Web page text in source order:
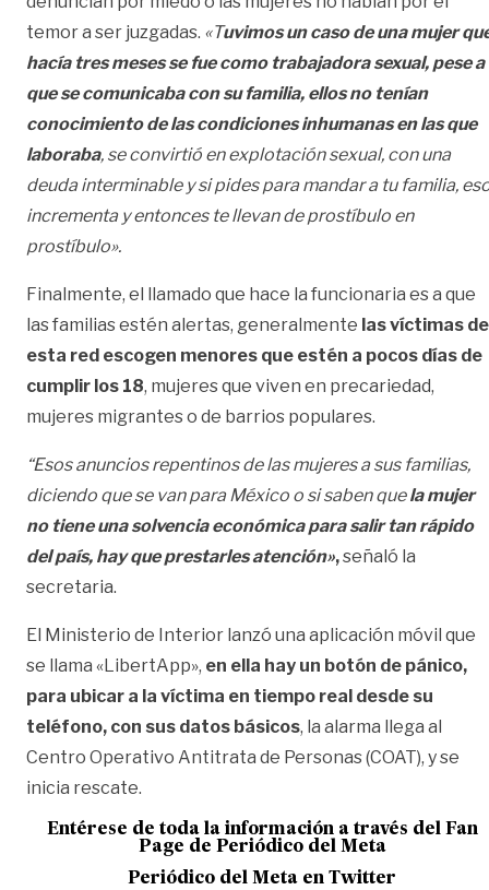
temor a ser juzgadas. «Tuvimos un caso de una mujer
hacía tres meses se fue como trabajadora sexual, pese a
que se comunicaba con su familia, ellos no tenían
conocimiento de las condiciones inhumanas en las que
laboraba, se convirtió en explotación sexual, con una
deuda interminable y si pides para mandar a tu familia,
incrementa y entonces te llevan de prostíbulo en
prostíbulo».
Finalmente, el llamado que hace la funcionaria es a que
las familias estén alertas, generalmente las víctimas de
esta red escogen menores que estén a pocos días de
cumplir los 18, mujeres que viven en precariedad,
mujeres migrantes o de barrios populares.
“Esos anuncios repentinos de las mujeres a sus familias,
diciendo que se van para México o si saben quela mujer
no tiene una solvencia económica para salir tan rápido
del país, hay que prestarles atención»,señaló la
secretaria.
El Ministerio de Interior lanzó una aplicación móvil que
se llama «LibertApp», en ella hay un botón de pánico,
para ubicar a la víctima en tiempo real desde su
teléfono, con sus datos básicos, la alarma llega al
Centro Operativo Antitrata de Personas (COAT), y se
inicia rescate.
Entérese de toda la información a través del Fan
Page de Periódico del Meta
Periódico del Meta en Twitter